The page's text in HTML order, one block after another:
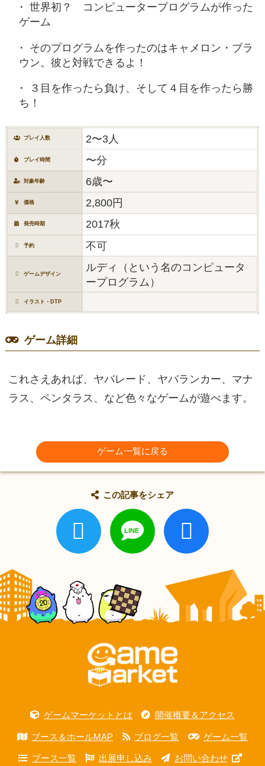
世界初？ コンピュータープログラムが作った
ゲーム
そのプログラムを作ったのはキャメロン・ブラ
ウン。彼と対戦できるよ！
３目を作ったら負け、そして４目を作ったら勝
ち！
プレイ人数 2〜3人
プレイ時間 〜分
対象年齢 6歳〜
価格 2,800円
発売時期 2017秋
予約 不可
ゲームデザイン
ルディ（という名のコンピュータ
ープログラム）
イラスト・DTP
ゲーム詳細
これさえあれば、ヤバレード、ヤバランカー、マナ
ラス、ペンタラス、など色々なゲームが遊べます。
ゲーム一覧に戻る
この記事をシェア
ゲームマーケットとは 開催概要＆アクセス
ブース＆ホールMAP ブログ一覧 ゲーム一覧
ブース一覧 出展申し込み お問い合わせ